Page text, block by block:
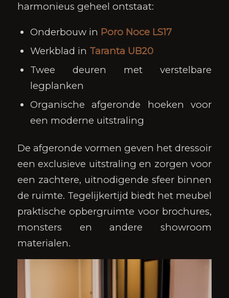
harmonieus geheel ontstaat:
Onderbouw in Poro Noce LS17
Werkblad in Taranta UB20
Twee deuren met verstelbare
legplanken
Organische afgeronde hoeken voor
een moderne uitstraling
De afgeronde vormen geven het dressoir
een exclusieve uitstraling en zorgen voor
een zachtere, uitnodigende sfeer binnen
de ruimte. Tegelijkertijd biedt het meubel
praktische opbergruimte voor brochures,
monsters en andere showroom
materialen.